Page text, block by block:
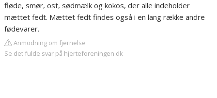
fløde, smør, ost, sødmælk og kokos, der alle indeholder
mættet fedt. Mættet fedt findes også i en lang række andre
fødevarer.
Anmodning om fjernelse
Se det fulde svar på hjerteforeningen.dk